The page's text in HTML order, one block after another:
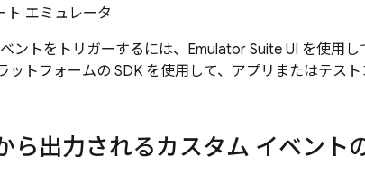
ト エミュレータ
ントをトリガーするには、 Emulator Suite UI を使用し
ットフォームの SDK を使用して、アプリまたはテス
ら出力されるカスタム イベント